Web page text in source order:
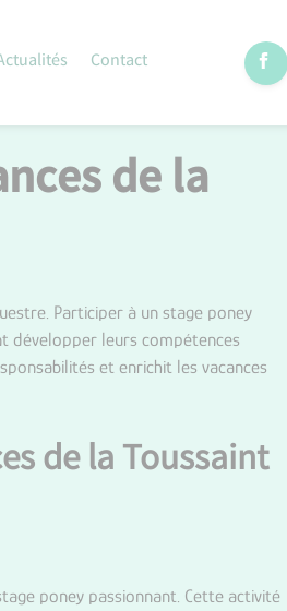
Contact
de la
Participer à un stage poney
développer leurs compétences
et enrichit les vacances
de la Toussaint
poney passionnant. Cette activité